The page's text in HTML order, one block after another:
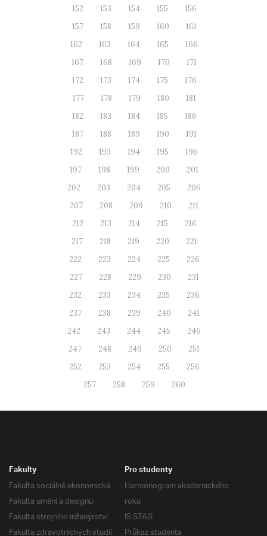
152
153 154 155
156
157
158 159 160
161
162
163 164 165
166
167
168 169 170
171
172
173 174 175
176
177
178 179 180
181
182
183 184 185
186
187
188 189 190
191
192
193 194 195
196
197
198 199 200
201
202
203 204 205
206
207
208 209 210
211
212
213 214 215
216
217
218 219 220
221
222
223 224 225
226
227
228 229 230
231
232
233 234 235
236
237
238 239 240
241
242
243 244 245
246
247
248 249 250
251
252
253 254 255
256
257
258 259 260
Fakulty
Fakulta sociálně ekonomická
Fakulta umění a designu
Fakulta strojního inženýrství
Fakulta zdravotnických studií
Pro studenty
Harmonogram akademického
roku
IS STAG
Průkaz studenta